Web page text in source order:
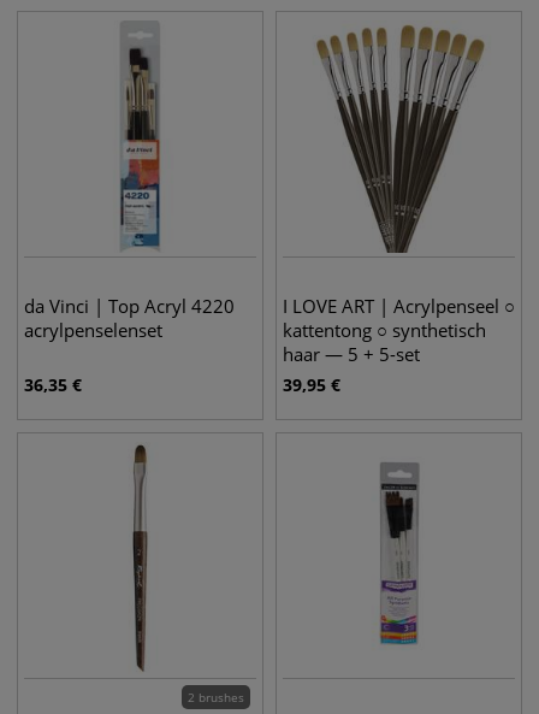
da Vinci | Top Acryl 4220
acrylpenselenset
36,35 €
I LOVE ART | Acrylpenseel ○
kattentong ○ synthetisch
haar — 5 + 5-set
39,95 €
2 brushes